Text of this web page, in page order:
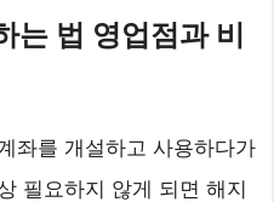
는 법 영업점과 비
좌를 개설하고 사용하다가
필요하지 않게 되면 해지